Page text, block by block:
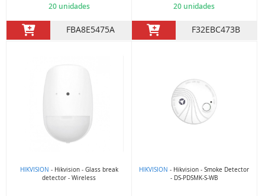
20 unidades
FBA8E5475A
20 unidades
F32EBC473B
HIKVISION - Hikvision - Glass break
detector - Wireless
HIKVISION - Hikvision - Smoke Detector
- DS-PDSMK-S-WB